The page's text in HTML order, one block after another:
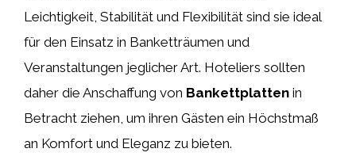
Leichtigkeit, Stabilität und Flexibilität sind sie ideal
für den Einsatz in Banketträumen und
Veranstaltungen jeglicher Art. Hoteliers sollten
daher die Anschaffung von Bankettplatten in
Betracht ziehen, um ihren Gästen ein Höchstmaß
an Komfort und Eleganz zu bieten.